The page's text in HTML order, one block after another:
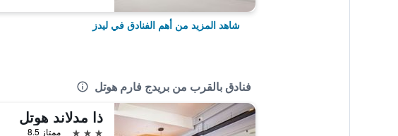
شاهد المزيد من أهم الفنادق في ليدز
فنادق بالقرب من بريدج فارم هوتل
ذا مدلاند هوتل
3 نجوم ممتاز 8.5